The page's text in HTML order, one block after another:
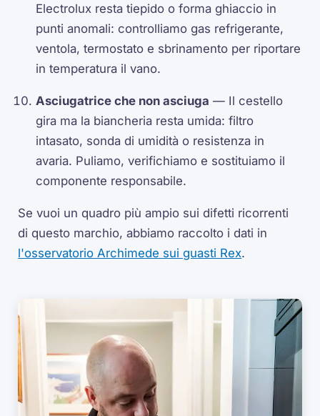
Electrolux resta tiepido o forma ghiaccio in
punti anomali: controlliamo gas refrigerante,
ventola, termostato e sbrinamento per riportare
in temperatura il vano.
Asciugatrice che non asciuga — Il cestello
gira ma la biancheria resta umida: filtro
intasato, sonda di umidità o resistenza in
avaria. Puliamo, verifichiamo e sostituiamo il
componente responsabile.
Se vuoi un quadro più ampio sui difetti ricorrenti
di questo marchio, abbiamo raccolto i dati in
l'osservatorio Archimede sui guasti Rex.